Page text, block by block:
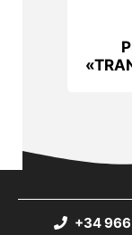
+34